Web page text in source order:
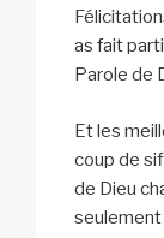
as fait
Parole de
Et les
coup de
de Dieu
seulement